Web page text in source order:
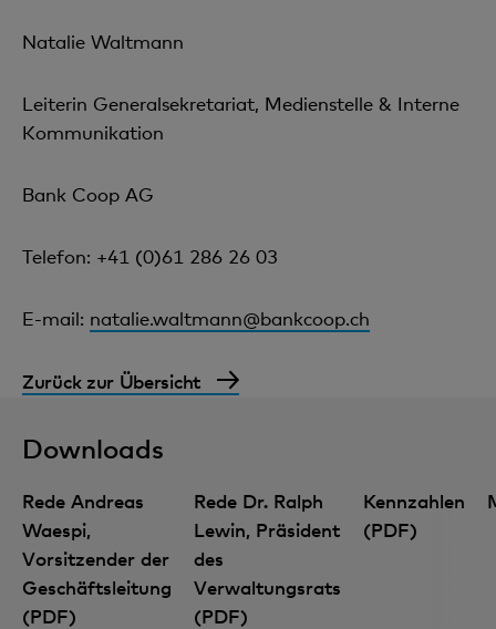
Natalie Waltmann
Leiterin Generalsekretariat, Medienstelle & Interne
Kommunikation
Bank Coop AG
Telefon: +41 (0)61 286 26 03
E-mail: natalie.waltmann@bankcoop.ch
Zurück zur Übersicht
Downloads
Rede Andreas
Waespi,
Vorsitzender der
Geschäftsleitung
(PDF)
Rede Dr. Ralph
Lewin, Präsident
des
Verwaltungsrats
(PDF)
Kennzahlen
(PDF)
Finanzwissen: digital und kompakt